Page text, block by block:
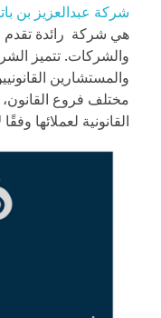
شركة عبدالعزيز بن
هي شركة رائدة تقدم
والشركات. تتميز
والمستشارين
مختلف فروع
القانونية لعملائها